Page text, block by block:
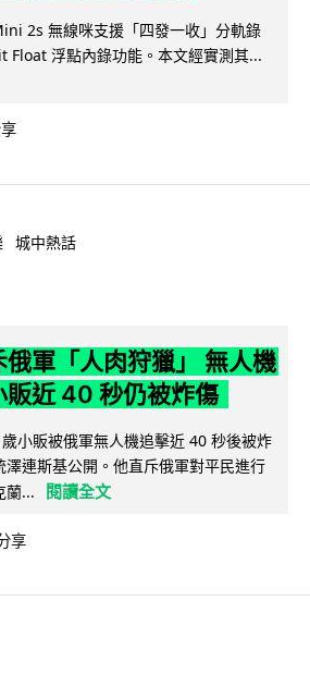
2s 無線咪支援「四發一收」分軌錄
Float 浮點內錄功能。本文經實測其...
城中熱話
軍「人肉狩獵」 無人機
販近 40 秒仍被炸傷
小販被俄軍無人機追擊近 40 秒後被炸
連斯基公開。他直斥俄軍對平民進行
蘭...
閱讀全文
享